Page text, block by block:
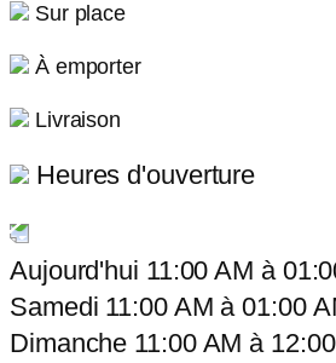
Sur place
À emporter
Livraison
Heures d'ouverture
Aujourd'hui 11:00 AM à
Samedi 11:00 AM à01:00
Dimanche 11:00 AM à